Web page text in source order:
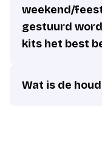
weekend/
gestuurd
kits het best
Wat is de